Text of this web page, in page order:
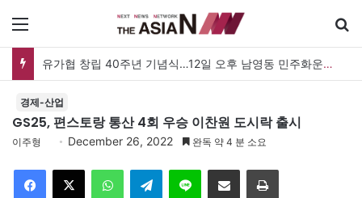
유가협 창립 40주년 기념식…12일 오후 남영동 민주화운동기념관
경제-산업
GS25, 편스토랑 통산 4회 우승 이찬원 도시락 출시
이주형 December 26, 2022 완독 약 4 분 소요
Telegram 이메일